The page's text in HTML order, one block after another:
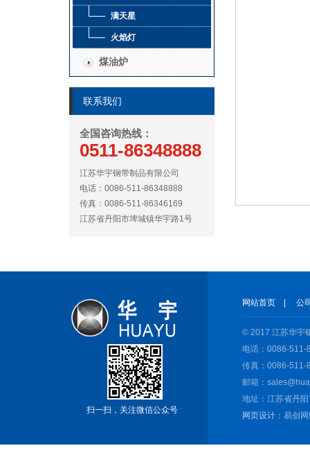
满天星
火焰灯
煤油炉
联系我们
全国咨询热线：
0511-86348888
江苏华宇钢带制品有限公司
电话：0086-511-86348888
传真：0086-511-86346169
江苏省丹阳市埤城镇华宇路1号
扫一扫，关注微信公众号
网站首页 公
© 2017 江苏华宇
电话：0086-511-
传真：0086-511-
邮箱：
地址：江苏省丹
网页设计 ：易创